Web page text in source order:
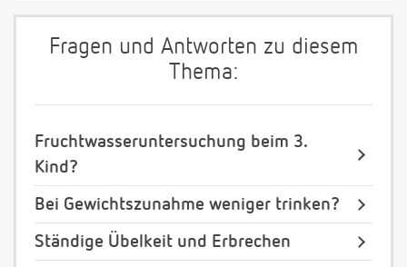
Fragen und Antworten zu diesem
Thema:
Fruchtwasseruntersuchung beim 3.
Kind?
Bei Gewichtszunahme weniger trinken?
Ständige Übelkeit und Erbrechen